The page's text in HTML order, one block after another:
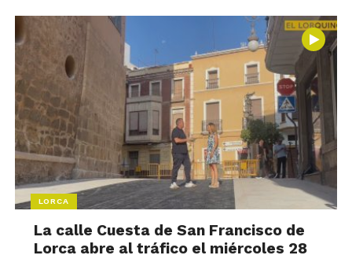
LORCA
La calle Cuesta de San Francisco de
Lorca abre al tráfico el miércoles 28